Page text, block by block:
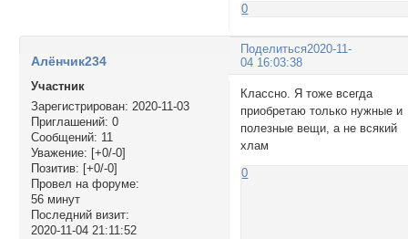
0
Поделиться2020-11-
04 16:03:38
Алёнчик234
Участник
Зарегистрирован: 2020-11-03
Приглашений: 0
Сообщений: 11
Уважение: [+0/-0]
Позитив: [+0/-0]
Провел на форуме:
56 минут
Последний визит:
2020-11-04 21:11:52
Классно. Я тоже всегда
приобретаю только нужные и
полезные вещи, а не всякий
хлам
0